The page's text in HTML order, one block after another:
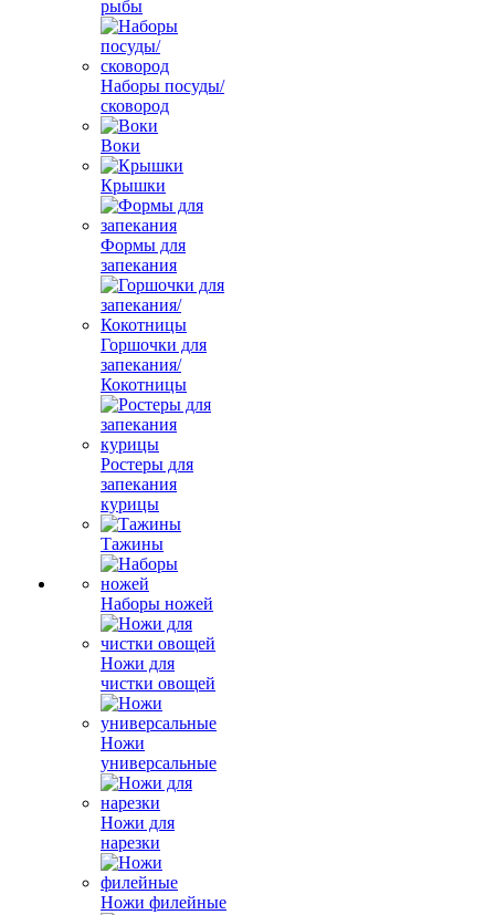
рыбы
Наборы посуды/
сковород
Воки
Крышки
Формы для
запекания
Горшочки для
запекания/
Кокотницы
Ростеры для
запекания
курицы
Тажины
Наборы ножей
Ножи для
чистки овощей
Ножи
универсальные
Ножи для
нарезки
Ножи филейные